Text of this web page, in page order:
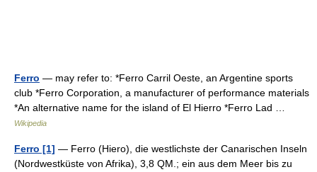
Ferro — may refer to: *Ferro Carril Oeste, an Argentine sports
club *Ferro Corporation, a manufacturer of performance materials
*An alternative name for the island of El Hierro *Ferro Lad …
Wikipedia
Ferro [1] — Ferro (Hiero), die westlichste der Canarischen Inseln
(Nordwestküste von Afrika), 3,8 QM.; ein aus dem Meer bis zu